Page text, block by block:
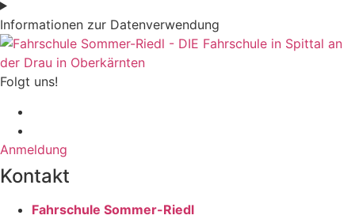
Informationen zur Datenverwendung
Folgt uns!
Anmeldung
Kontakt
Fahrschule Sommer-Riedl